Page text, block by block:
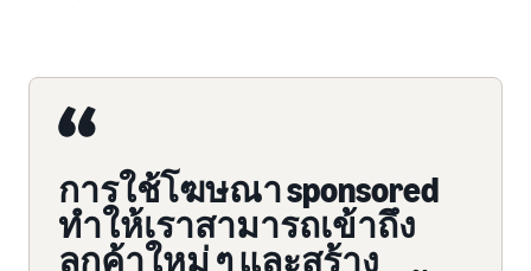
การใช้โฆษณา sponsored
ทำให้เราสามารถเข้าถึง
ลูกค้าใหม่ ๆ และสร้าง